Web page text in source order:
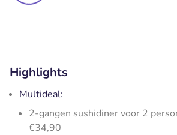
Highlights
Multideal:
2-gangen sushidiner voor 2
€34,90